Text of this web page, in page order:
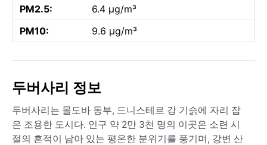
PM2.5:
6.4 µg/m³
PM10:
9.6 µg/m³
두버사리 정보
두버사리는 몰도바 동부, 드니스테르 강 기슭에 자리 잡
은 조용한 도시다. 인구 약 2만 3천 명의 이곳은 소련 시
절의 흔적이 남아 있는 평온한 분위기를 풍기며, 강변 산